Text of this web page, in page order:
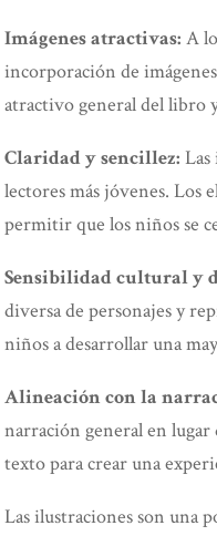
Imágenes atractivas: A
incorporación de
atractivo general del libro
Claridad y sencillez:
lectores más jóvenes. Los
permitir que los niños se
Sensibilidad cultural y
diversa de personajes y
niños a desarrollar una
Alineación con la
narración general en lugar
texto para crear una
Las ilustraciones son una